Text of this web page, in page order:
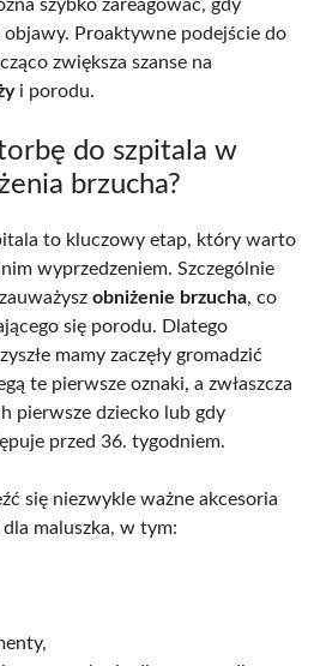
szybko zareagować, gdy
Proaktywne podejście do
zwiększa szanse na
i porodu.
do szpitala w
brzucha?
to kluczowy etap, który warto
wyprzedzeniem. Szczególnie
obniżenie brzucha, co
się porodu. Dlatego
mamy zaczęły gromadzić
te pierwsze oznaki, a zwłaszcza
pierwsze dziecko lub gdy
przed 36. tygodniem.
się niezwykle ważne akcesoria
maluszka, w tym: